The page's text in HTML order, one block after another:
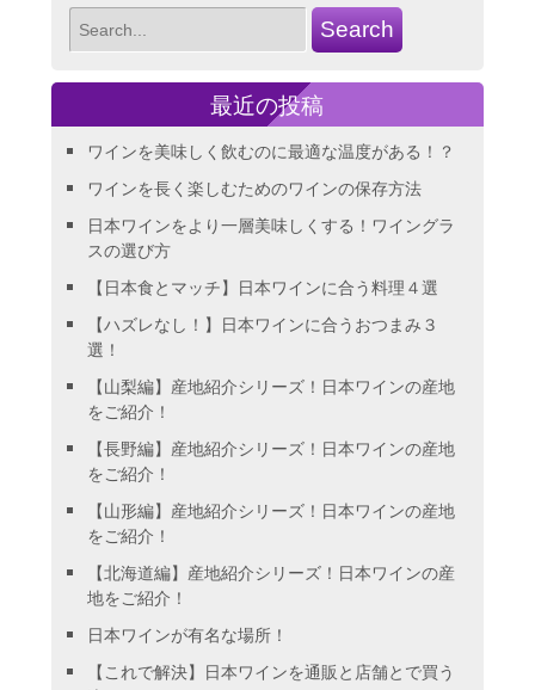
最近の投稿
ワインを美味しく飲むのに最適な温度がある！？
ワインを長く楽しむためのワインの保存方法
日本ワインをより一層美味しくする！ワイングラ
スの選び方
【日本食とマッチ】日本ワインに合う料理４選
【ハズレなし！】日本ワインに合うおつまみ３
選！
【山梨編】産地紹介シリーズ！日本ワインの産地
をご紹介！
【長野編】産地紹介シリーズ！日本ワインの産地
をご紹介！
【山形編】産地紹介シリーズ！日本ワインの産地
をご紹介！
【北海道編】産地紹介シリーズ！日本ワインの産
地をご紹介！
日本ワインが有名な場所！
【これで解決】日本ワインを通販と店舗とで買う